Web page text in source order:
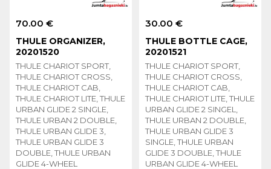
70.00 €
THULE ORGANIZER,
20201520
THULE CHARIOT SPORT,
THULE CHARIOT CROSS,
THULE CHARIOT CAB,
THULE CHARIOT LITE, THULE
URBAN GLIDE 2 SINGLE,
THULE URBAN 2 DOUBLE,
THULE URBAN GLIDE 3,
THULE URBAN GLIDE 3
DOUBLE, THULE URBAN
GLIDE 4-WHEEL
30.00 €
THULE BOTTLE CAGE,
20201521
THULE CHARIOT SPORT,
THULE CHARIOT CROSS,
THULE CHARIOT CAB,
THULE CHARIOT LITE, THULE
URBAN GLIDE 2 SINGEL,
THULE URBAN 2 DOUBLE,
THULE URBAN GLIDE 3
SINGLE, THULE URBAN
GLIDE 3 DOUBLE, THULE
URBAN GLIDE 4-WHEEL